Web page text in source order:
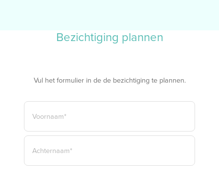
Bezichtiging plannen
Vul het formulier in de de bezichtiging te plannen.
NAAM
VOORNAAM*